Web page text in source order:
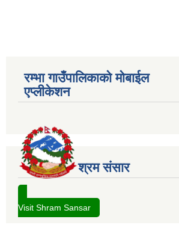
रम्भा गाउँपालिकाको मोबाईल
एप्लीकेशन
श्रम संसार
Visit Shram Sansar